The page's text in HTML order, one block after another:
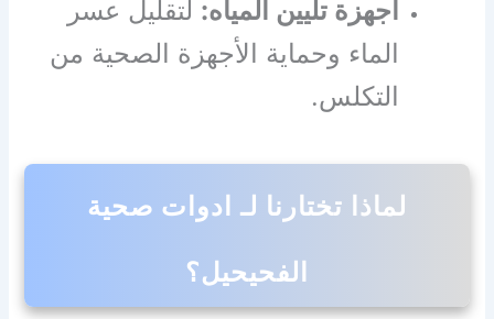
أجهزة تليين المياه: لتقليل عسر
الماء وحماية الأجهزة الصحية من
التكلس.
لماذا تختارنا لـ ادوات صحية
الفحيحيل؟